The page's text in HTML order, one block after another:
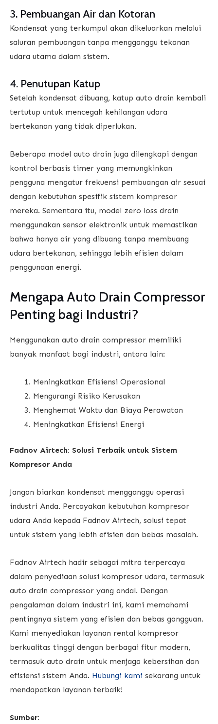
3. Pembuangan Air dan Kotoran
Kondensat yang terkumpul akan dikeluarkan melalui
saluran pembuangan tanpa mengganggu tekanan
udara utama dalam sistem.
4. Penutupan Katup
Setelah kondensat dibuang, katup auto drain kembali
tertutup untuk mencegah kehilangan udara
bertekanan yang tidak diperlukan.
Beberapa model auto drain juga dilengkapi dengan
kontrol berbasis timer yang memungkinkan
pengguna mengatur frekuensi pembuangan air sesuai
dengan kebutuhan spesifik sistem kompresor
mereka. Sementara itu, model zero loss drain
menggunakan sensor elektronik untuk memastikan
bahwa hanya air yang dibuang tanpa membuang
udara bertekanan, sehingga lebih efisien dalam
penggunaan energi.
Mengapa Auto Drain Compressor
Penting bagi Industri?
Menggunakan auto drain compressor memiliki
banyak manfaat bagi industri, antara lain:
Meningkatkan Efisiensi Operasional
Mengurangi Risiko Kerusakan
Menghemat Waktu dan Biaya Perawatan
Meningkatkan Efisiensi Energi
Fadnov Airtech: Solusi Terbaik untuk Sistem
Kompresor Anda
Jangan biarkan kondensat mengganggu operasi
industri Anda. Percayakan kebutuhan kompresor
udara Anda kepada Fadnov Airtech, solusi tepat
untuk sistem yang lebih efisien dan bebas masalah.
Fadnov Airtech hadir sebagai mitra terpercaya
dalam penyediaan solusi kompresor udara, termasuk
auto drain compressor yang andal. Dengan
pengalaman dalam industri ini, kami memahami
pentingnya sistem yang efisien dan bebas gangguan.
Kami menyediakan layanan rental kompresor
berkualitas tinggi dengan berbagai fitur modern,
termasuk auto drain untuk menjaga kebersihan dan
efisiensi sistem Anda. Hubungi kami sekarang untuk
mendapatkan layanan terbaik!
Sumber: